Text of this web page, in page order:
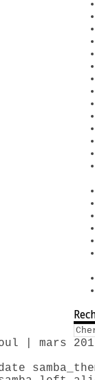
| mars